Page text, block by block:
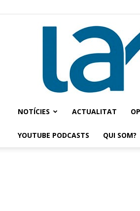
NOTÍCIES ACTUALITAT
YOUTUBE PODCASTS QUI SOM?